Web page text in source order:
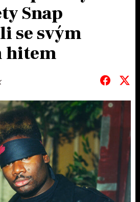
Snap
se svým
hitem